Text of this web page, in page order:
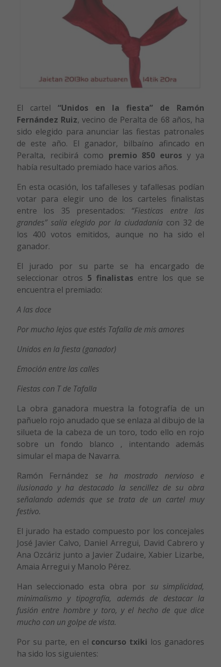
El cartel “Unidos en la fiesta” de Ramón
Fernández Ruiz, vecino de Peralta de 68 años, ha
sido elegido para anunciar las fiestas patronales
de este año. El ganador, bilbaíno afincado en
Peralta, recibirá como premio 850 euros y ya
había resultado premiado hace varios años.
En esta ocasión, los tafalleses y tafallesas podían
votar para elegir uno de los carteles finalistas
entre los 35 presentados: “Fiesticas entre las
grandes” salía elegido por la ciudadaníacon 32 de
los 400 votos emitidos, aunque no ha sido el
ganador.
El jurado por su parte se ha encargado de
seleccionar otros 5 finalistasentre los que se
encuentra el premiado:
A las doce
Por mucho lejos que estés Tafalla de mis amores
Unidos en la fiesta (ganador)
Emoción entre las calles
Fiestas con T de Tafalla
La obra ganadora muestra la fotografía de un
pañuelo rojo anudado que se enlaza al dibujo de la
silueta de la cabeza de un toro, todo ello en rojo
sobre un fondo blanco , intentando además
simular el mapa de Navarra.
Ramón Fernández se ha mostrado nervioso e
ilusionado y ha destacado la sencillez de su obra
señalando además que se trata de un cartel muy
festivo.
El jurado ha estado compuesto por los concejales
José Javier Calvo, Daniel Arregui, David Cabrero y
Ana Ozcáriz junto a Javier Zudaire, Xabier Lizarbe,
Amaia Arregui y Manolo Pérez.
Han seleccionado esta obra por su simplicidad,
minimalismo y tipografía, además de destacar la
fusión entre hombre y toro, y el hecho de que dice
mucho con un golpe de vista.
Por su parte, en el concurso txiki los ganadores
ha sido los siguientes: